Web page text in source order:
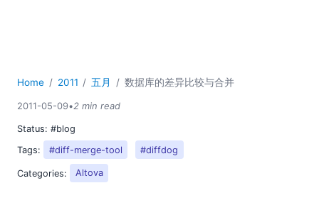
MapForce 中的“switch”语句与“查找表”的比较
数据库的差异比较与合并
软件测试中使用状态机的挑战解决方案
06
Home 2011 五月 数据库的差异比较与合并
2011-05-09•2 min read
Status: #blog
Tags:
#diff-merge-tool #diffdog
Categories: Altova